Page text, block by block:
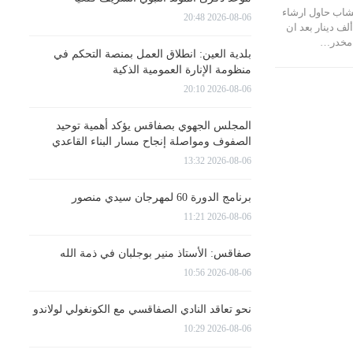
بشاب حاول ارشاء
امن بمبلغ قدره 40 ألف دينار بعد ان
2026-08-06 20:48
بلدية العين: انطلاق العمل بمنصة التحكم في
منظومة الإنارة العمومية الذكية
2026-08-06 20:10
المجلس الجهوي بصفاقس يؤكد أهمية توحيد
الصفوف ومواصلة إنجاح مسار البناء القاعدي
2026-08-06 13:32
برنامج الدورة 60 لمهرجان سيدي منصور
2026-08-06 11:21
صفاقس: الأستاذ منير بوجلبان في ذمة الله
2026-08-06 10:56
نحو تعاقد النادي الصفاقسي مع الكونغولي لولاندو
2026-08-06 10:29